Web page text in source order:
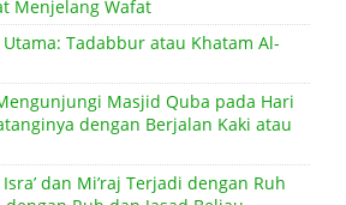
Menjelang Wafat
Tadabbur atau Khatam Al-
Masjid Quba pada Hari
dengan Berjalan Kaki atau
dan Mi’raj Terjadi dengan Ruh